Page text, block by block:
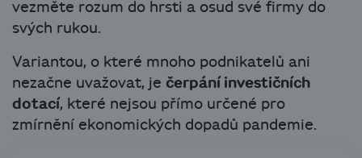
vezměte rozum do hrsti a osud své firmy do
svých rukou.
Variantou, o které mnoho podnikatelů ani
nezačne uvažovat, je čerpání investičních
dotací, které nejsou přímo určené pro
zmírnění ekonomických dopadů pandemie.